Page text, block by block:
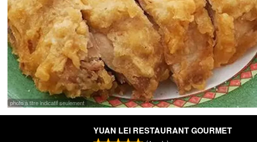
photo à titre indicatif seulement
YUAN LEI RESTAURANT GOURMET